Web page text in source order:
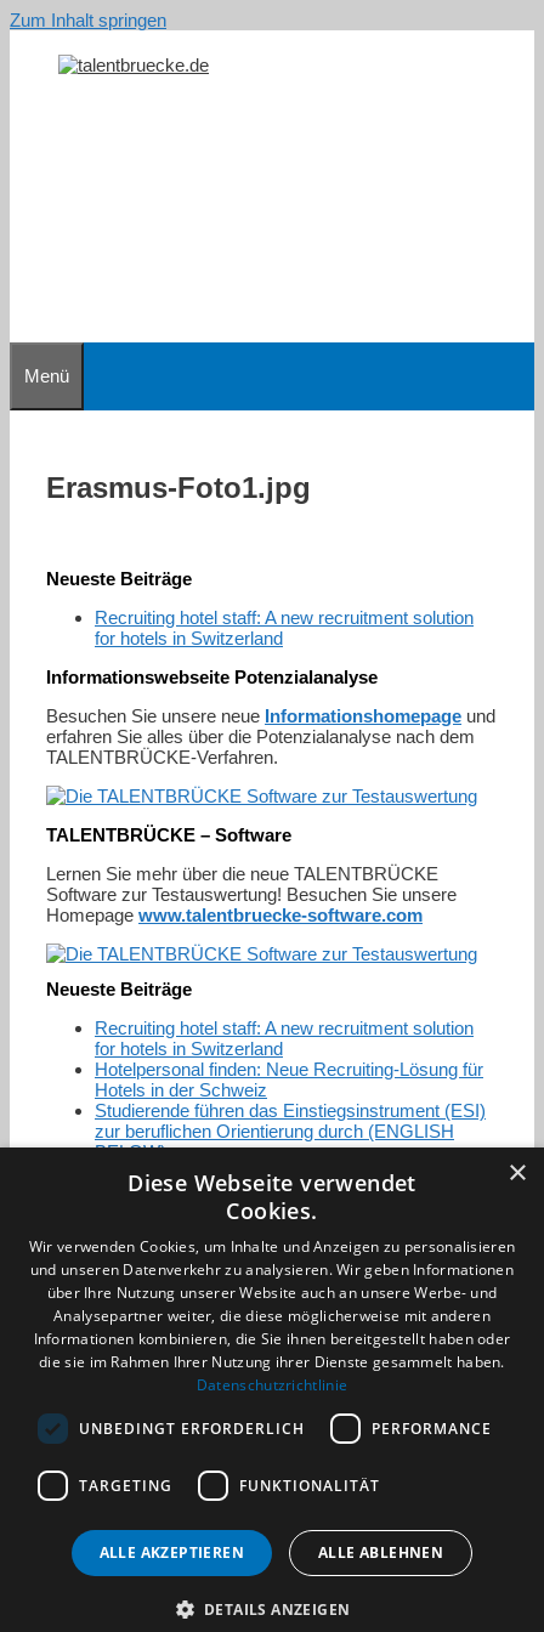
Zum Inhalt springen
Menü
Erasmus-Foto1.jpg
Neueste Beiträge
Recruiting hotel staff: A new recruitment solution
for hotels in Switzerland
Informationswebseite Potenzialanalyse
Besuchen Sie unsere neue Informationshomepage und
erfahren Sie alles über die Potenzialanalyse nach dem
TALENTBRÜCKE-Verfahren.
TALENTBRÜCKE – Software
Lernen Sie mehr über die neue TALENTBRÜCKE
Software zur Testauswertung! Besuchen Sie unsere
Homepage www.talentbruecke-software.com
Neueste Beiträge
Recruiting hotel staff: A new recruitment solution
for hotels in Switzerland
Hotelpersonal finden: Neue Recruiting-Lösung für
Hotels in der Schweiz
Studierende führen das Einstiegsinstrument (ESI)
zur beruflichen Orientierung durch (ENGLISH
BELOW)
Zertifizierung / Mitgliedschaften
Datenschutzerklärung
Benachrichtigungsservice
Kontakt und Anfahrt
(c) 2026 TALENTBRÜCKE GmbH & Co. KG
×
Diese Webseite verwendet
Cookies.
Wir verwenden Cookies, um Inhalte und Anzeigen zu personalisieren
und unseren Datenverkehr zu analysieren. Wir geben Informationen
über Ihre Nutzung unserer Website auch an unsere Werbe- und
Analysepartner weiter, die diese möglicherweise mit anderen
Informationen kombinieren, die Sie ihnen bereitgestellt haben oder
die sie im Rahmen Ihrer Nutzung ihrer Dienste gesammelt haben.
Datenschutzrichtlinie
UNBEDINGT ERFORDERLICH PERFORMANCE
TARGETING FUNKTIONALITÄT
ALLE AKZEPTIEREN ALLE ABLEHNEN
DETAILS ANZEIGEN